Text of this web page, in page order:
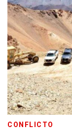
CONFLICTO